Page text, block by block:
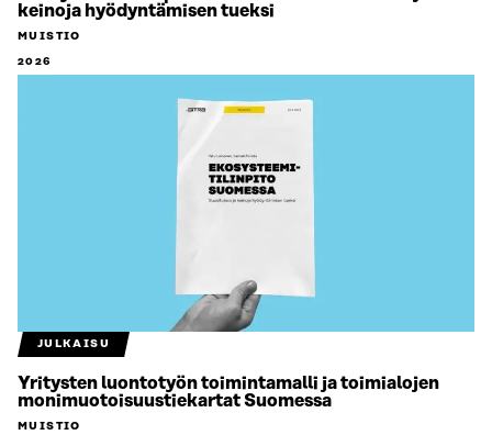
keinoja hyödyntämisen tueksi
MUISTIO
2026
JULKAISU
Yritysten luontotyön toimintamalli ja toimialojen
monimuotoisuustiekartat Suomessa
MUISTIO